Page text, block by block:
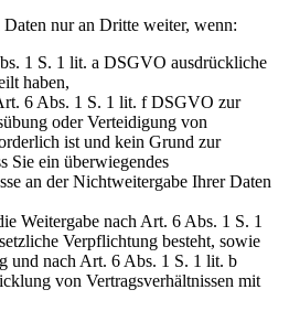
nur an Dritte weiter, wenn:
1 S. 1 lit. a DSGVO ausdrückliche
haben,
6 Abs. 1 S. 1 lit. f DSGVO zur
oder Verteidigung von
ist und kein Grund zur
Sie ein überwiegendes
an der Nichtweitergabe Ihrer Daten
Weitergabe nach Art. 6 Abs. 1 S. 1
Verpflichtung besteht, sowie
und nach Art. 6 Abs. 1 S. 1 lit. b
von Vertragsverhältnissen mit